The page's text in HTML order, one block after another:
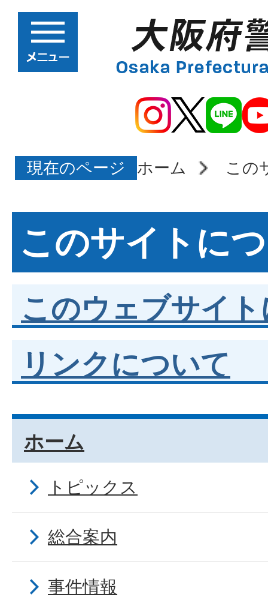
現在のページ ホーム この
このサイトに
このウェブサイ
リンクについて
ホーム
トピックス
総合案内
事件情報